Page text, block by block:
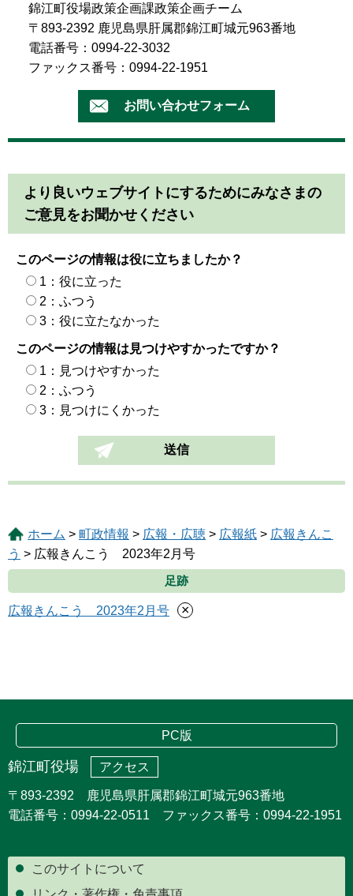
錦江町役場政策企画課政策企画チーム
〒893-2392 鹿児島県肝属郡錦江町城元963番地
電話番号：0994-22-3032
ファックス番号：0994-22-1951
より良いウェブサイトにするためにみなさまの
ご意見をお聞かせください
このページの情報は役に立ちましたか？
1：役に立った
2：ふつう
3：役に立たなかった
このページの情報は見つけやすかったですか？
1：見つけやすかった
2：ふつう
3：見つけにくかった
ホーム > 町政情報 > 広報・広聴 > 広報紙 > 広報きんこ
う > 広報きんこう 2023年2月号
足跡
広報きんこう 2023年2月号 ×
PC版
錦江町役場 アクセス
〒893-2392 鹿児島県肝属郡錦江町城元963番地
電話番号：0994-22-0511 ファックス番号：0994-22-1951
このサイトについて